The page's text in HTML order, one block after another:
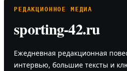
РЕДАКЦИОННОЕ МЕДИА
sporting-42.ru
Ежедневная редакционная
интервью, большие тексты и